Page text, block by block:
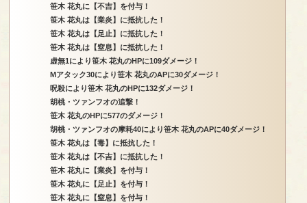
笹木 花丸に【不吉】を付与！
笹木 花丸は【業炎】に抵抗した！
笹木 花丸は【足止】に抵抗した！
笹木 花丸は【窒息】に抵抗した！
虚無1により笹木 花丸のHPに109ダメージ！
Mアタック30により笹木 花丸のAPに30ダメージ！
呪殺により笹木 花丸のHPに132ダメージ！
胡桃・ツァンフオの追撃！
笹木 花丸のHPに577のダメージ！
胡桃・ツァンフオの摩耗40により笹木 花丸のAPに40ダメージ！
笹木 花丸は【毒】に抵抗した！
笹木 花丸は【不吉】に抵抗した！
笹木 花丸に【業炎】を付与！
笹木 花丸に【足止】を付与！
笹木 花丸に【窒息】を付与！